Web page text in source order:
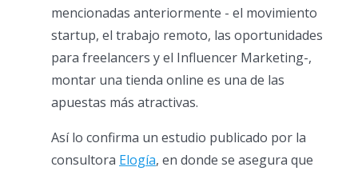
mencionadas anteriormente - el movimiento
startup, el trabajo remoto, las oportunidades
para freelancers y el Influencer Marketing-,
montar una tienda online es una de las
apuestas más atractivas.
Así lo confirma un estudio publicado por la
consultora Elogía, en donde se asegura que